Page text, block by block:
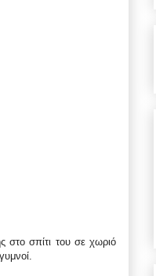
στο σπίτι του σε χωριό